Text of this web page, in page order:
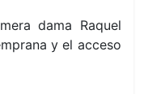
dama Raquel
y el acceso